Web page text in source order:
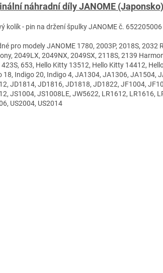
náhradní díly JANOME
kolík - pin na držení špulky JANOME č. 652205006
pro modely JANOME 1780, 2003P, 2018S,
2049LX, 2049NX, 2049SX, 2118S, 2139
423S, 653, Hello Kitty 13512, Hello Kitty 14412,
18, Indigo 20, Indigo 4, JA1304, JA1306, JA1504,
JD1814, JD1816, JD1818, JD1822, JF1004,
JS1004, JS1008LE, JW5622, LR1612, LR1616,
US2004, US2014